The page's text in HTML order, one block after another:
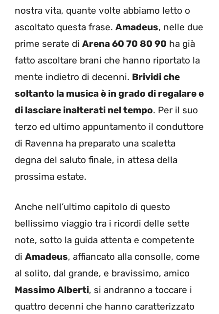
nostra vita, quante volte abbiamo letto o
ascoltato questa frase. Amadeus, nelle due
prime serate di Arena 60 70 80 90 ha già
fatto ascoltare brani che hanno riportato la
mente indietro di decenni. Brividi che
soltanto la musica è in grado di regalare e
di lasciare inalterati nel tempo. Per il suo
terzo ed ultimo appuntamento il conduttore
di Ravenna ha preparato una scaletta
degna del saluto finale, in attesa della
prossima estate.
Anche nell’ultimo capitolo di questo
bellissimo viaggio tra i ricordi delle sette
note, sotto la guida attenta e competente
di Amadeus, affiancato alla consolle, come
al solito, dal grande, e bravissimo, amico
Massimo Alberti, si andranno a toccare i
quattro decenni che hanno caratterizzato